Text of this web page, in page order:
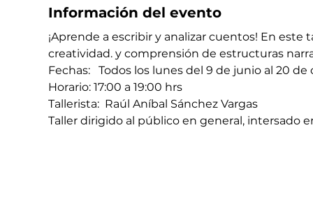
Información del evento
¡Aprende a escribir y analizar cuentos! En
creatividad. y comprensión de estructuras
Fechas:   Todos los lunes del 9 de junio al 20
Horario: 17:00 a 19:00 hrs
Tallerista:  Raúl Aníbal Sánchez Vargas
Taller dirigido al público en general, intersado